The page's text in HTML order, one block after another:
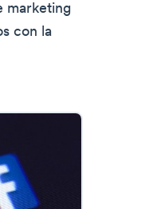
marketing
con la